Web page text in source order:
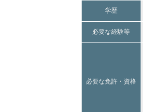
学歴
必要な経験等
必要な免許・資格